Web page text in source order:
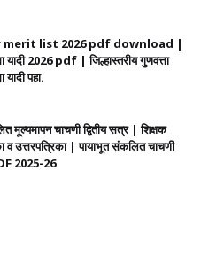
list 2026 pdf download |
यादी 2026 pdf | जिल्हास्तरीय गुणवत्ता
यादी पहा.
मूल्यमापन चाचणी द्वितीय सत्र | शिक्षक
व उत्तरपत्रिका | पायाभूत संकलित चाचणी
2025-26